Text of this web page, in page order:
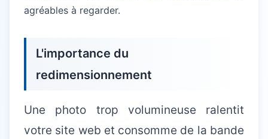
agréables à regarder.
L'importance du
redimensionnement
Une photo trop volumineuse ralentit
votre site web et consomme de la bande